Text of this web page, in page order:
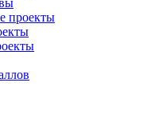
проекты